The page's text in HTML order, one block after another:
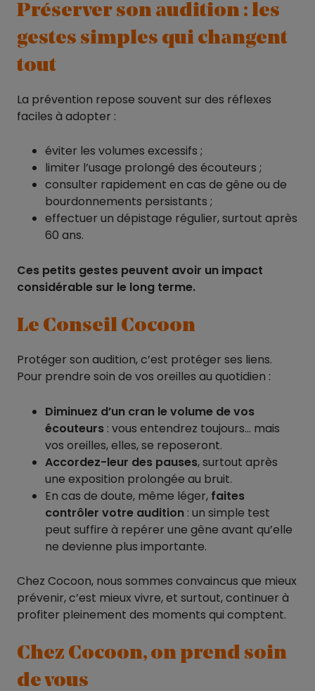
Préserver son audition : les
gestes simples qui changent
tout
La prévention repose souvent sur des réflexes
faciles à adopter :
éviter les volumes excessifs ;
limiter l’usage prolongé des écouteurs ;
consulter rapidement en cas de gêne ou de
bourdonnements persistants ;
effectuer un dépistage régulier, surtout après
60 ans.
Ces petits gestes peuvent avoir un impact
considérable sur le long terme.
Le Conseil Cocoon
Protéger son audition, c’est protéger ses liens.
Pour prendre soin de vos oreilles au quotidien :
Diminuez d’un cran le volume de vos
écouteurs : vous entendrez toujours… mais
vos oreilles, elles, se reposeront.
Accordez-leur des pauses, surtout après
une exposition prolongée au bruit.
En cas de doute, même léger, faites
contrôler votre audition : un simple test
peut suffire à repérer une gêne avant qu’elle
ne devienne plus importante.
Chez Cocoon, nous sommes convaincus que mieux
prévenir, c’est mieux vivre, et surtout, continuer à
profiter pleinement des moments qui comptent.
Chez Cocoon, on prend soin
de vous